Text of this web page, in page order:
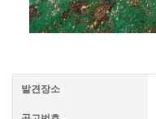
발견장소